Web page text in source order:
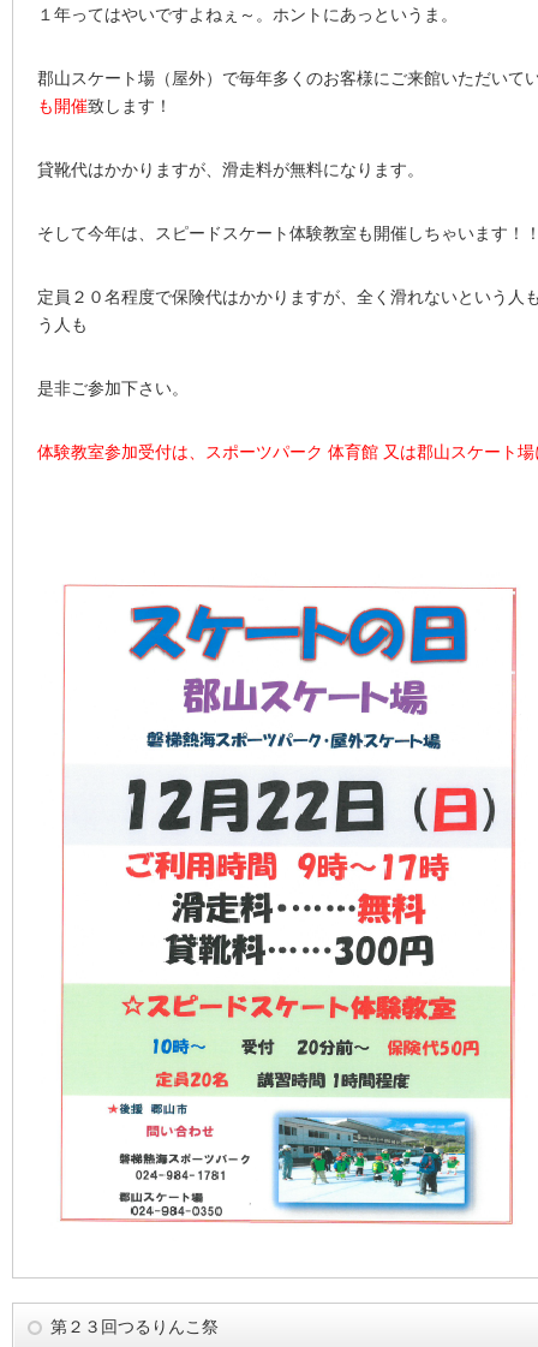
１年ってはやいですよねぇ～。ホントにあっというま。
郡山スケート場（屋外）で毎年多くのお客様にご来館いただいて
も開催致します！
貸靴代はかかりますが、滑走料が無料になります。
そして今年は、スピードスケート体験教室も開催しちゃいます！
定員２０名程度で保険代はかかりますが、全く滑れないという人
う人も
是非ご参加下さい。
体験教室参加受付は、スポーツパーク 体育館 又は郡山スケート
第２３回つるりんこ祭